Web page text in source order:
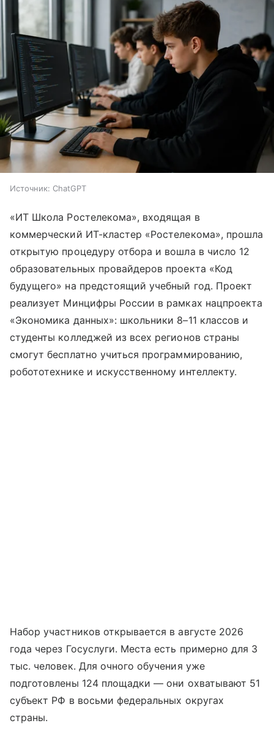
Источник: ChatGPT
«ИТ Школа Ростелекома», входящая в
коммерческий ИТ-кластер «Ростелекома», прошла
открытую процедуру отбора и вошла в число 12
образовательных провайдеров проекта «Код
будущего» на предстоящий учебный год. Проект
реализует Минцифры России в рамках нацпроекта
«Экономика данных»: школьники 8–11 классов и
студенты колледжей из всех регионов страны
смогут бесплатно учиться программированию,
робототехнике и искусственному интеллекту.
Набор участников открывается в августе 2026
года через Госуслуги. Места есть примерно для 3
тыс. человек. Для очного обучения уже
подготовлены 124 площадки — они охватывают 51
субъект РФ в восьми федеральных округах
страны.